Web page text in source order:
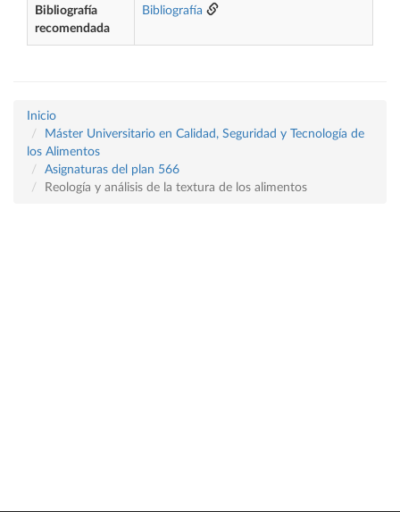
Bibliografía
recomendada
Bibliografía
Inicio
Máster Universitario en Calidad, Seguridad y Tecnología de
los Alimentos
Asignaturas del plan 566
Reología y análisis de la textura de los alimentos